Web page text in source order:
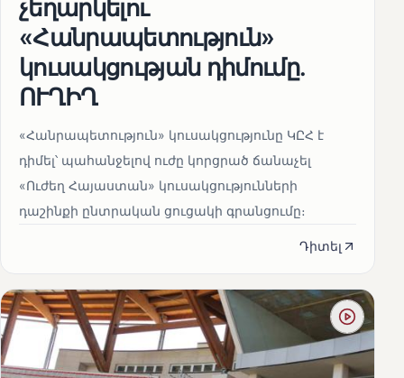
չեղարկելու
«Հանրապետություն»
կուսակցության դիմումը.
ՈՒՂԻՂ
«Հանրապետություն» կուսակցությունը ԿԸՀ է
դիմել՝ պահանջելով ուժը կորցրած ճանաչել
«Ուժեղ Հայաստան» կուսակցությունների
դաշինքի ընտրական ցուցակի գրանցումը։
Դիտել